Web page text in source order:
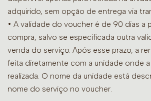
adquirido, sem opção de entrega via
• A validade do voucher é de 90 dias a
compra, salvo se especificada outra
venda do serviço. Após esse prazo, a
feita diretamente com a unidade onde
realizada. O nome da unidade está
nome do serviço no voucher.